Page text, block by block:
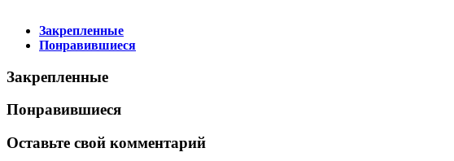
Закрепленные
Понравившиеся
Закрепленные
Понравившиеся
Оставьте свой комментарий